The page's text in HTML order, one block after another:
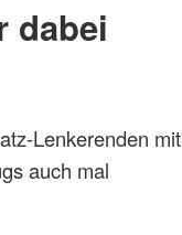
dabei
Lenkerenden mit
auch mal